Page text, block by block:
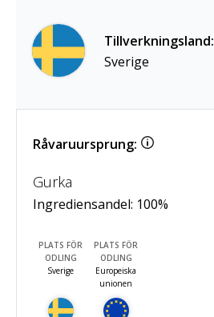
Tillverkningsland:
Sverige
Råvaruursprung:
Gurka
Ingrediensandel: 100%
PLATS FÖR
ODLING
Sverige
PLATS FÖR
ODLING
Europeiska
unionen